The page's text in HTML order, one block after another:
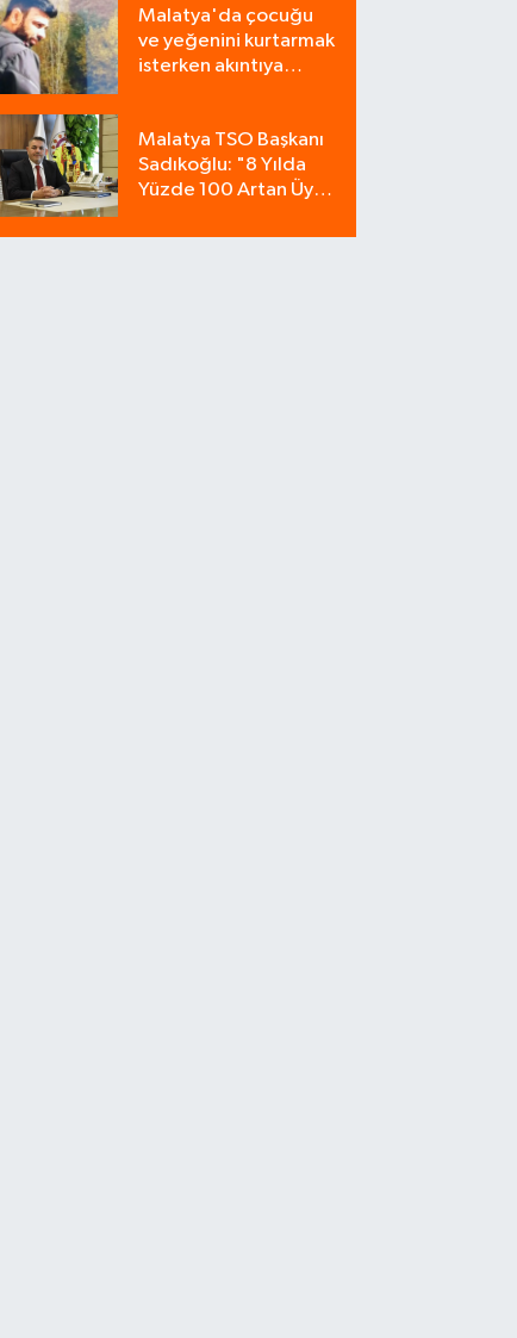
Bozdu!
Malatya'da çocuğu
ve yeğenini kurtarmak
isterken akıntıya
Malatya TSO Başkanı
Sadıkoğlu: "8 Yılda
Yüzde 100 Artan Üye
Göstergesidir"